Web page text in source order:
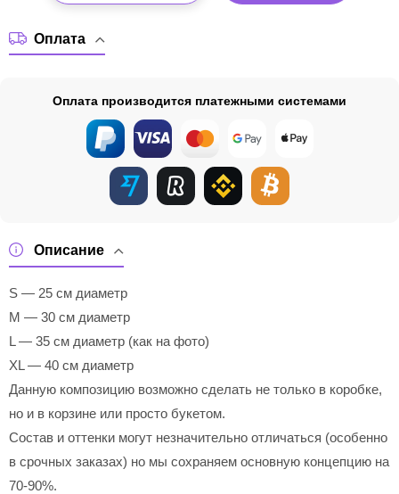
Описание
S — 25 см диаметр
M — 30 см диаметр
L — 35 см диаметр (как на фото)
XL — 40 см диаметр
Данную композицию возможно сделать не только в коробке,
но и в корзине или просто букетом.
Состав и оттенки могут незначительно отличаться (особенно
в срочных заказах) но мы сохраняем основную концепцию на
70-90%.
Оплата
Оплата производится платежными системами